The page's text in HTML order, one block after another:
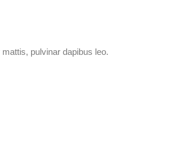
pulvinar dapibus leo.